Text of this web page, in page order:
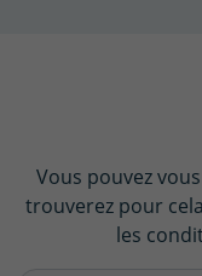
Vous pouvez
trouverez pour
les